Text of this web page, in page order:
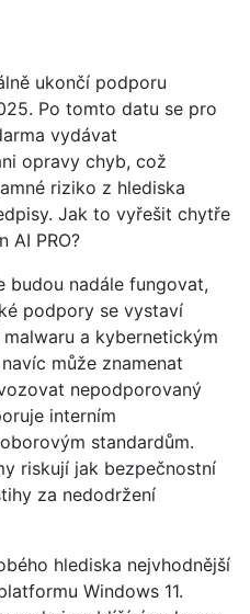
ukončí podporu
Po tomto datu se pro
vydávat
opravy chyb, což
riziko z hlediska
Jak to vyřešit chytře
AI PRO?
budou nadále fungovat,
podpory se vystaví
a kybernetickým
může znamenat
nepodporovaný
interním
standardům.
riskují jak bezpečnostní
za nedodržení
hlediska nejvhodnější
Windows 11.